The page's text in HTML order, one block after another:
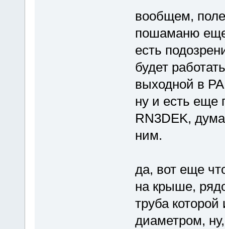
вообщем,
пошаманю
есть
будет
выходной в
ну и есть еще
RN3DEK,
ним.
да, вот еще
на крыше,
труба которой
диаметром,